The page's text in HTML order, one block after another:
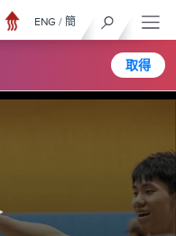
取得
ENG / 簡